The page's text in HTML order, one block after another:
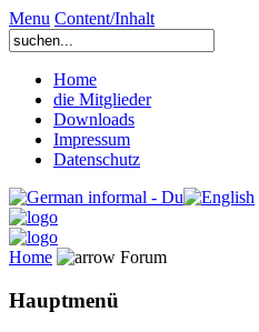
Menu Content/Inhalt
Home
die Mitglieder
Downloads
Impressum
Datenschutz
Home Forum
Hauptmenü